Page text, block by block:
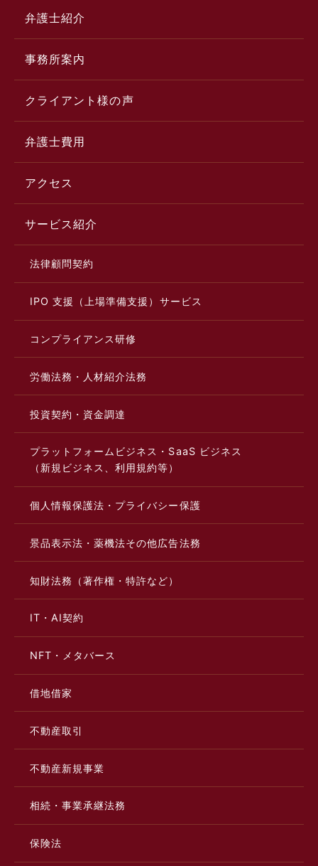
弁護士紹介
事務所案内
クライアント様の声
弁護士費用
アクセス
サービス紹介
法律顧問契約
IPO 支援（上場準備支援）サービス
コンプライアンス研修
労働法務・人材紹介法務
投資契約・資金調達
プラットフォームビジネス・SaaS ビジネス
（新規ビジネス、利用規約等）
個人情報保護法・プライバシー保護
景品表示法・薬機法その他広告法務
知財法務（著作権・特許など）
IT・AI契約
NFT・メタバース
借地借家
不動産取引
不動産新規事業
相続・事業承継法務
保険法